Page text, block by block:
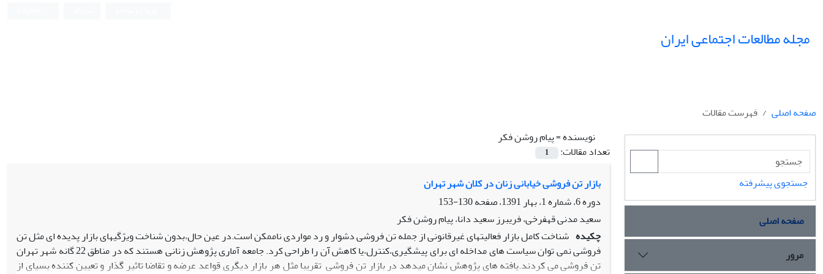
مجله مطالعات اجتماعی ایران
صفحه اصلی
فهرست مقالات
نویسنده =پیام روشن فکر
تعداد مقالات:
1
بازار تن فروشی خیابانی زنان در کلان شهر تهران
دوره 6، شماره 1، بهار 1391، صفحه
130-153
سعید مدنی قهفرخی، فریبرز سعید دانا، پیام روشن فکر
چکیده شناخت کامل بازار فعالیتهای غیرقانونی از جمله تن فروشی دشوار و رد مواردی ناممکن است.در عین حال،بدون شناخت ویژگیهای بازار پدیده ای مثل تن
فروشی نمی توان سیاست های مداخله ای برای پیشگیری،کنترل،یا کاهش آن را طراحی کرد. جامعه آماری پژوهش زنانی هستند که در مناطق 22 گانه شهر تهران
تن فروشی می کردند.یافته های پژوهش نشان میدهد در بازار تن فروشی تقریبا مثل هر بازار دیگری قواعد عرضه و تقاضا تاثیر گذار و تعیین کننده بسیای از
جستجوی پیشرفته
صفحه اصلی
مرور